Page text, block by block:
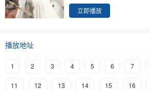
立即播放
播放地址
1 2 3 4 5 6 7
11 12 13 14 15 16